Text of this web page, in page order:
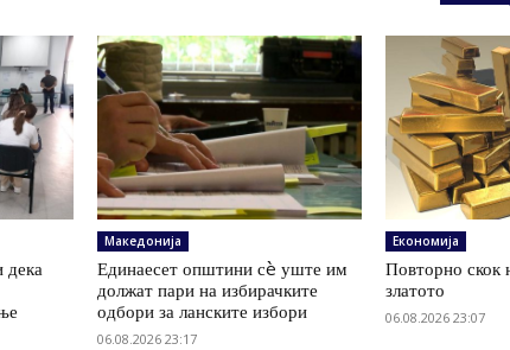
дека
Македонија
Единаесет општини сè уште им
должат пари на избирачките
одбори за ланските избори
06.08.2026 23:17
Економија
Повторно скок
златото
06.08.2026 23:07